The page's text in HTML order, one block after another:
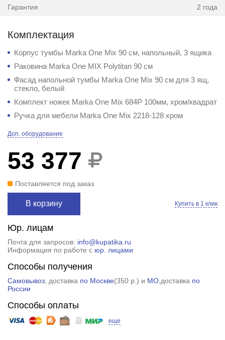
Гарантия 2 года
Комплектация
Корпус тумбы Marka One Mix 90 см, напольный, 3 ящика
Раковина Marka One MIX Polytitan 90 см
Фасад напольной тумбы Marka One Mix 90 см для 3 ящ,
стекло, белый
Комплект ножек Marka One Mix 684P 100мм, хром/квадрат
Ручка для мебели Marka One Mix 2218-128 хром
Доп. оборудование
53 377
Поставляется под заказ
В корзину Купить в 1 клик
Юр. лицам
Почта для запросов: info@kupatika.ru
Информация по работе с юр. лицами
Способы получения
Самовывоз, доставка по Москве(350 р. ) и МО,доставка по
России
Способы оплаты
еще